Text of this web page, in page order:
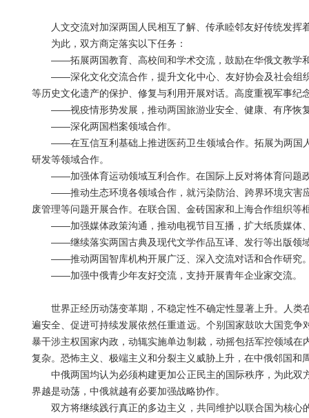
人文交流对加深两国人民相互了解、传承睦邻友好传统发挥
为此，双方商定落实以下任务：
——拓展两国教育、高校间和学术交流，鼓励在华俄文教学
——深化文化交流合作，提升文化中心、友好协会及社会组织
等历史文化遗产的保护、修复与利用开展对话。高度重视军事纪
——视疫情形势发展，推动两国旅游业安全、健康、有序恢复
——深化两国档案领域合作。
——在互信互利基础上推进医药卫生领域合作。拓展为两国人
研发等领域合作。
——加强体育运动领域互利合作。在国际上反对将体育问题政
——推动生态环境各领域合作，就污染防治、跨界环境灾害应
废管理等问题开展合作。在联合国、金砖国家和上海合作组织等
——加强媒体政策沟通，推动电视节目互播，扩大纸质媒体
——继续落实两国古典及现代文学作品互译、发行等出版领
——推动两国智库机构开展广泛、深入交流对话和合作研究
——加强中俄青少年友好交流，支持开展青年企业家交流。
世界正经历动荡变革期，不稳定性不确定性显著上升。人类
遍安全、促进可持续发展依然任重道远。个别国家鼓吹大国竞
暴干涉主权国家内政，动辄实施单边制裁，动摇包括军控领域
复杂。恐怖主义、极端主义和分裂主义威胁上升，在中俄邻国和
中俄两国均认为必须构建更加公正民主的国际秩序，为此双
界越是动荡，中俄就越有必要加强战略协作。
双方将继续践行真正的多边主义，共同维护以联合国为核心